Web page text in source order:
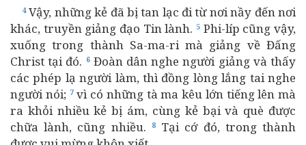
4Vậy, những kẻ đã bị tan lạc đi từ nơi nầy đến nơi
khác, truyền giảng đạo Tin lành. 5 Phi-líp cũng vậy,
xuống trong thành Sa-ma-ri mà giảng về Đấng
Christ tại đó. 6Đoàn dân nghe người giảng và thấy
các phép lạ người làm, thì đồng lòng lắng tai nghe
người nói; 7vì có những tà ma kêu lớn tiếng lên mà
ra khỏi nhiều kẻ bị ám, cùng kẻ bại và què được
chữa lành, cũng nhiều.
8Tại cớ đó, trong thành